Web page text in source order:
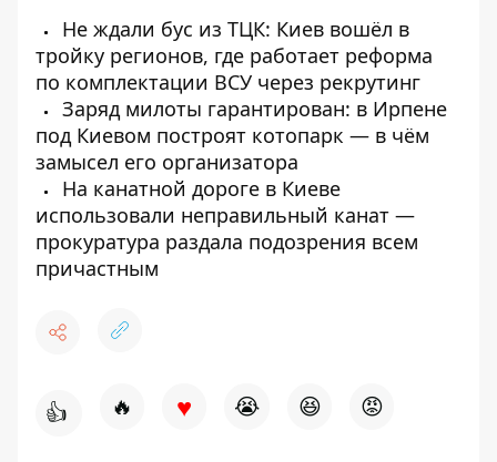
Не ждали бус из ТЦК: Киев вошёл в
тройку регионов, где работает реформа
по комплектации ВСУ через рекрутинг
Заряд милоты гарантирован: в Ирпене
под Киевом построят котопарк — в чём
замысел его организатора
На канатной дороге в Киеве
использовали неправильный канат —
прокуратура раздала подозрения всем
причастным
👍 🔥 ♥ 😭 😆 😡